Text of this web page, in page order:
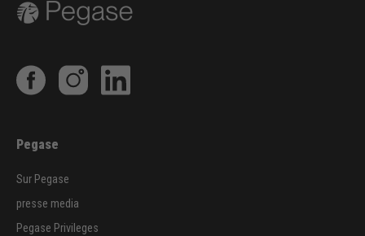
Pegase
Sur Pegase
presse media
Pegase Privileges